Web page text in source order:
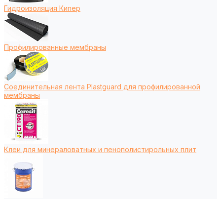
Гидроизоляция Кипер
Профилированные мембраны
Соединительная лента Plastguard для профилированной
мембраны
Клеи для минераловатных и пенополистирольных плит